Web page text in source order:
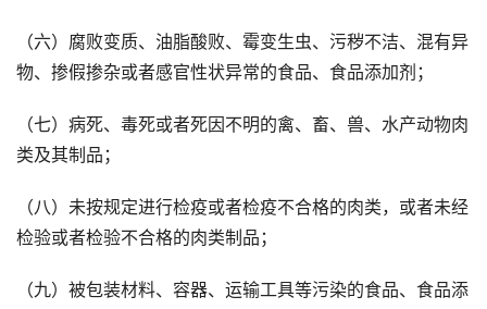
（六）腐败变质、油脂酸败、霉变生虫、污秽不洁、混有异
物、掺假掺杂或者感官性状异常的食品、食品添加剂；
（七）病死、毒死或者死因不明的禽、畜、兽、水产动物肉
类及其制品；
（八）未按规定进行检疫或者检疫不合格的肉类，或者未经
检验或者检验不合格的肉类制品；
（九）被包装材料、容器、运输工具等污染的食品、食品添